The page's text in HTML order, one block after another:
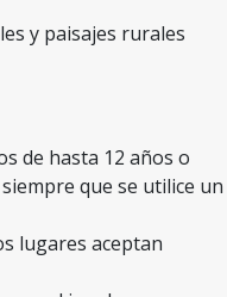
y paisajes rurales
de hasta 12 años o
que se utilice un
lugares aceptan